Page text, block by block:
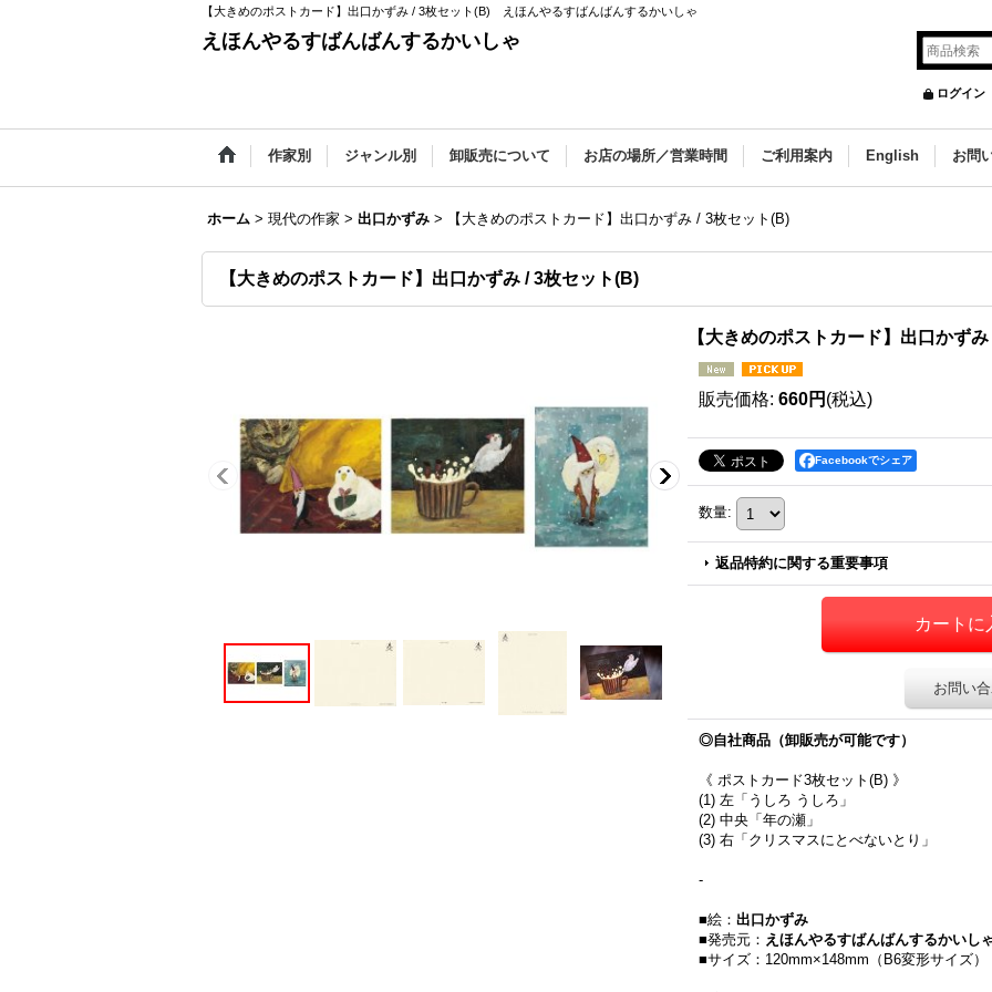
【大きめのポストカード】出口かずみ / 3枚セット(B) えほんやるすばんばんするかいしゃ
えほんやるすばんばんするかいしゃ
ログイン
作家別 ジャンル別 卸販売について お店の場所／営業時間 ご利用案内 English お問
ホーム > 現代の作家 > 出口かずみ > 【大きめのポストカード】出口かずみ / 3枚セット(B)
【大きめのポストカード】出口かずみ / 3枚セット(B)
【大きめのポストカード】出口かず
販売価格: 660円 (税込)
Facebookでシェア
数量:
返品特約に関する重要事項
お問い
◎自社商品（卸販売が可能です）
《 ポストカード3枚セット(B) 》
(1) 左「うしろ うしろ」
(2) 中央「年の瀬」
(3) 右「クリスマスにとべないとり」
-
■絵： 出口かずみ
■発売元： えほんやるすばんばんするかいし
■サイズ：120mm×148mm（B6変形サイズ）